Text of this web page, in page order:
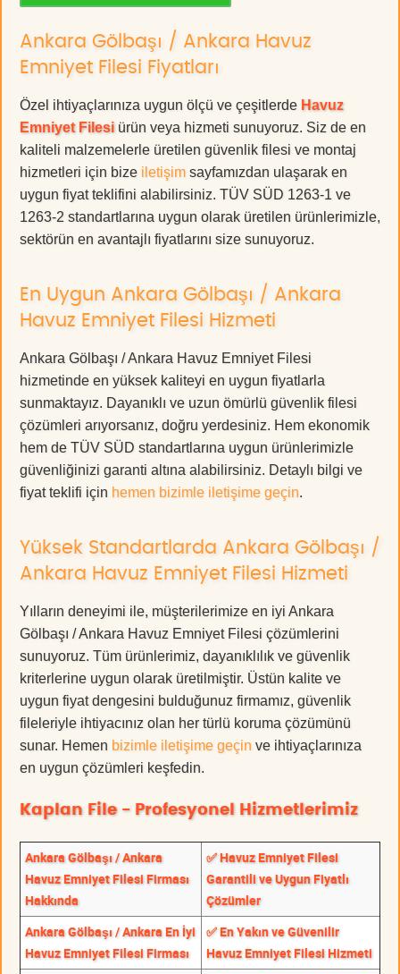
Ankara Gölbaşı / Ankara Havuz
Emniyet Filesi Fiyatları
Özel ihtiyaçlarınıza uygun ölçü ve çeşitlerde Havuz
Emniyet Filesi ürün veya hizmeti sunuyoruz. Siz de en
kaliteli malzemelerle üretilen güvenlik filesi ve montaj
hizmetleri için bize iletişim sayfamızdan ulaşarak en
uygun fiyat teklifini alabilirsiniz. TÜV SÜD 1263-1 ve
1263-2 standartlarına uygun olarak üretilen ürünlerimizle,
sektörün en avantajlı fiyatlarını size sunuyoruz.
En Uygun Ankara Gölbaşı / Ankara
Havuz Emniyet Filesi Hizmeti
Ankara Gölbaşı / Ankara Havuz Emniyet Filesi
hizmetinde en yüksek kaliteyi en uygun fiyatlarla
sunmaktayız. Dayanıklı ve uzun ömürlü güvenlik filesi
çözümleri arıyorsanız, doğru yerdesiniz. Hem ekonomik
hem de TÜV SÜD standartlarına uygun ürünlerimizle
güvenliğinizi garanti altına alabilirsiniz. Detaylı bilgi ve
fiyat teklifi için hemen bizimle iletişime geçin.
Yüksek Standartlarda Ankara Gölbaşı /
Ankara Havuz Emniyet Filesi Hizmeti
Yılların deneyimi ile, müşterilerimize en iyi Ankara
Gölbaşı / Ankara Havuz Emniyet Filesi çözümlerini
sunuyoruz. Tüm ürünlerimiz, dayanıklılık ve güvenlik
kriterlerine uygun olarak üretilmiştir. Üstün kalite ve
uygun fiyat dengesini bulduğunuz firmamız, güvenlik
fileleriyle ihtiyacınız olan her türlü koruma çözümünü
sunar. Hemen bizimle iletişime geçin ve ihtiyaçlarınıza
en uygun çözümleri keşfedin.
Kaplan File - Profesyonel Hizmetlerimiz
Ankara Gölbaşı / Ankara
Havuz Emniyet Filesi Firması
Hakkında
✅ Havuz Emniyet Filesi
Garantili ve Uygun Fiyatlı
Çözümler
Ankara Gölbaşı / Ankara En İyi
Havuz Emniyet Filesi Firması
✅ En Yakın ve Güvenilir
Havuz Emniyet Filesi Hizmeti